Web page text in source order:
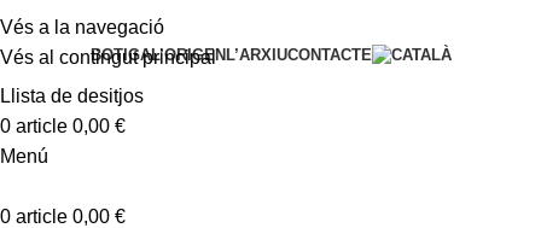
Vés a la navegació
Vés al contingut principal
BOTIGAL’ORIGEN L’ARXIUCONTACTE
Llista de desitjos
0 article 0,00 €
Menú
0 article 0,00 €